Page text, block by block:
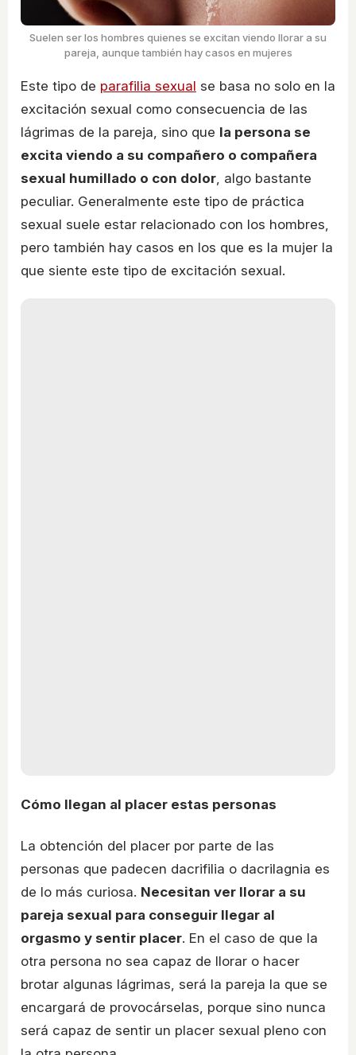
Suelen ser los hombres quienes se excitan viendo llorar a su
pareja, aunque también hay casos en mujeres
Este tipo de parafilia sexual se basa no solo en la
excitación sexual como consecuencia de las
lágrimas de la pareja, sino que la persona se
excita viendo a su compañero o compañera
sexual humillado o con dolor , algo bastante
peculiar. Generalmente este tipo de práctica
sexual suele estar relacionado con los hombres,
pero también hay casos en los que es la mujer la
que siente este tipo de excitación sexual.
Cómo llegan al placer estas personas
La obtención del placer por parte de las
personas que padecen dacrifilia o dacrilagnia es
de lo más curiosa. Necesitan ver llorar a su
pareja sexual para conseguir llegar al
orgasmo y sentir placer. En el caso de que la
otra persona no sea capaz de llorar o hacer
brotar algunas lágrimas, será la pareja la que se
encargará de provocárselas, porque sino nunca
será capaz de sentir un placer sexual pleno con